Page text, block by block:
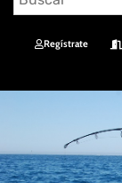
Regístrate